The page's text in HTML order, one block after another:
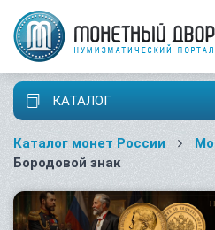
КАТАЛОГ
Каталог монет России
Бородовой знак